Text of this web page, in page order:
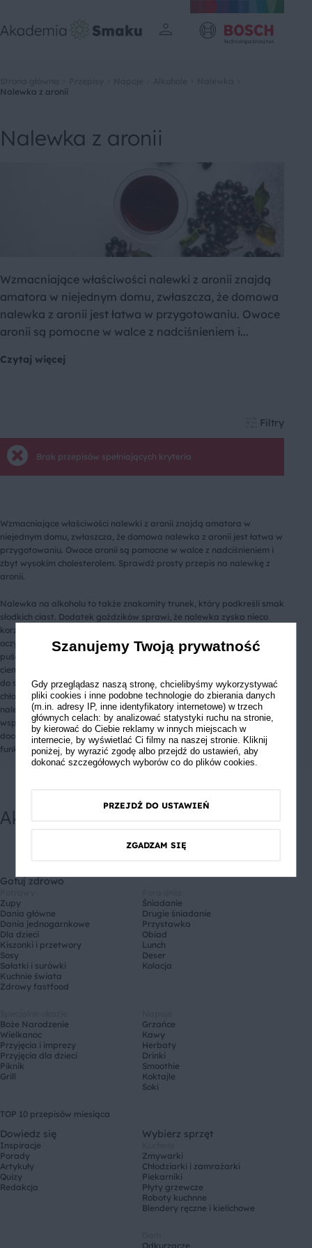
Nalewka z aronii
Nalewka z aronii
Wzmacniające właściwości nalewki z aronii znajdą
amatora w niejednym domu, zwłaszcza, że domowa
nalewka z aronii jest łatwa w przygotowaniu. Owoce
aronii są pomocne w walce z nadciśnieniem i...
Czytaj więcej
Filtry
Brak przepisów spełniających kryteria
Wzmacniające właściwości nalewki z aronii znajdą amatora w
niejednym domu, zwłaszcza, że domowa nalewka z aronii jest łatwa w
przygotowaniu. Owoce aronii są pomocne w walce z nadciśnieniem i
zbyt wysokim cholesterolem. Sprawdź prosty przepis na nalewkę z
aronii.
Nalewka na alkoholu to także znakomity trunek, który podkreśli smak
słodkich ciast. Dodatek goździków sprawi, że nalewka zyska nieco
korzennego posmaku. Jak zrobić nalewkę z aronii? Wystarczy
oczyszczone owoce przesypać cukrem i odstawić na kilka dni, by
puściły sok, a następnie zalać je alkoholem i ponownie odstawić w
ciemne miejsce na 2 tygodnie. Po tym czasie nalewkę należy przelać
do szczelnie zamykanych butelek i odstawić na pół roku w ciemne i
chłodne miejsce. Sam proces nie jest skomplikowany, a smak domowej
nalewki z aronii jest niepowtarzalny. Jej właściwości lecznicze,
wspomagające obniżenie ciśnienia oraz szkodliwego wpływu toksyn
docenią osoby, które szukają wsparcia dla prawidłowego
funkcjonowania organizmu w naturalnych metodach.
Gotuj zdrowo
Zupy
Dania główne
Dania jednogarnkowe
Dla dzieci
Kiszonki i przetwory
Sosy
Sałatki i surówki
Kuchnie świata
Zdrowy fastfood
Śniadanie
Drugie śniadanie
Przystawka
Obiad
Lunch
Deser
Kolacja
Boże Narodzenie
Wielkanoc
Przyjęcia i imprezy
Przyjęcia dla dzieci
Piknik
Grill
Grzańce
Kawy
Herbaty
Drinki
Smoothie
Koktajle
Soki
TOP 10 przepisów miesiąca
Dowiedz się
Inspiracje
Porady
Artykuły
Quizy
Redakcja
Wybierz sprzęt
Zmywarki
Chłodziarki i zamrażarki
Piekarniki
Płyty grzewcze
Roboty kuchnne
Blendery ręczne i kielichowe
Odkurzacze
Szanujemy Twoją prywatność
Gdy przeglądasz naszą stronę, chcielibyśmy wykorzystywać
pliki cookies i inne podobne technologie do zbierania danych
(m.in. adresy IP, inne identyfikatory internetowe) w trzech
głównych celach: by analizować statystyki ruchu na stronie,
by kierować do Ciebie reklamy w innych miejscach w
internecie, by wyświetlać Ci filmy na naszej stronie. Kliknij
poniżej, by wyrazić zgodę albo przejdź do ustawień, aby
dokonać szczegółowych wyborów co do plików cookies.
PRZEJDŹ DO USTAWIEŃ
ZGADZAM SIĘ